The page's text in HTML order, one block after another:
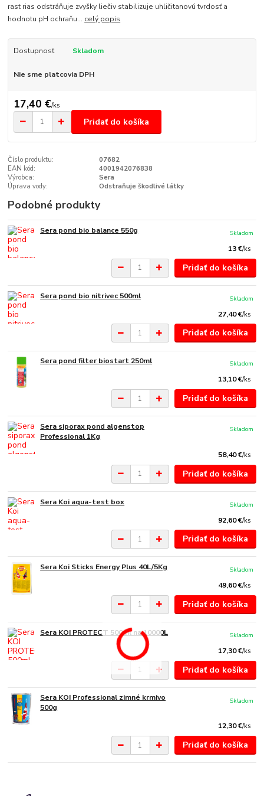
rast rias odstráňuje zvyšky liečiv stabilizuje uhličitanovú tvrdosť a
hodnotu pH ochraňu... celý popis
Dostupnosť Skladom
Nie sme platcovia DPH
17,40 €/ks
Pridať do košíka
Číslo produktu:
07682
EAN kód:
4001942076838
Výrobca:
Sera
Úprava vody:
Odstraňuje škodlivé látky
Podobné produkty
Sera pond bio balance 550g
13 €/ks
Skladom
Pridať do košíka
Sera pond bio nitrivec 500ml
27,40 €/ks
Skladom
Pridať do košíka
Sera pond filter biostart 250ml
13,10 €/ks
Skladom
Pridať do košíka
Sera siporax pond algenstop
Professional 1Kg
58,40 €/ks
Skladom
Pridať do košíka
Sera Koi aqua-test box
92,60 €/ks
Skladom
Pridať do košíka
Sera Koi Sticks Energy Plus 40L/5Kg
49,60 €/ks
Skladom
Pridať do košíka
Sera KOI PROTECT 500ml na 10000L
17,30 €/ks
Skladom
Pridať do košíka
Sera KOI Professional zimné krmivo
500g
12,30 €/ks
Skladom
Pridať do košíka